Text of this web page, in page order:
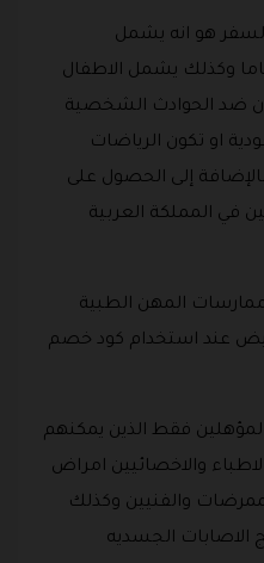
هو انه يشمل
كبار السن حتى 65 عاما وكذلك يشمل الاطفال
ضد الحوادث الشخصية
او تكون الرياضات
إلى الحصول على
في المملكة العربية
المهن الطبية
عند استخدام كود خصم
فقط الذين يمكنهم
والاخصائيين امراض
والفنيين وكذلك
الاصابات الجسديه